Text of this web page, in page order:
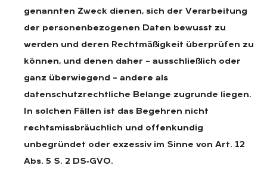
genannten Zweck dienen, sich der Verarbeitung
der personenbezogenen Daten bewusst zu
werden und deren Rechtmäßigkeit überprüfen zu
können, und denen daher – ausschließlich oder
ganz überwiegend – andere als
datenschutzrechtliche Belange zugrunde liegen.
In solchen Fällen ist das Begehren nicht
rechtsmissbräuchlich und offenkundig
unbegründet oder exzessiv im Sinne von Art. 12
Abs. 5 S. 2 DS‑GVO.